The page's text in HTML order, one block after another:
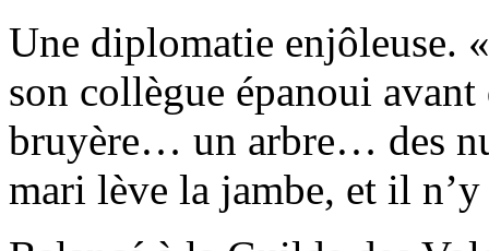
Une diplomatie enjôleuse.
son collègue épanoui
bruyère… un arbre… des
mari lève la jambe, et il